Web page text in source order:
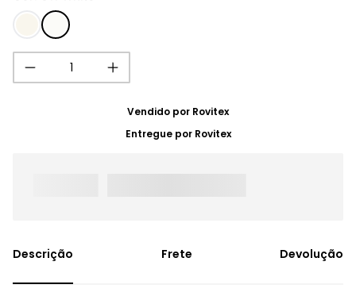
Vendido por Rovitex
Entregue por Rovitex
Frete Devolução